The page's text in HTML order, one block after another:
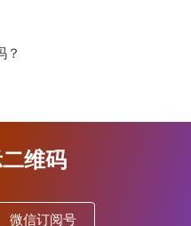
？
维码
微信订阅号